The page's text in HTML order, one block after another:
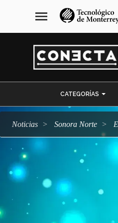
navegación
principal
menu
CATEGORÍAS
Noticias Sonora Norte